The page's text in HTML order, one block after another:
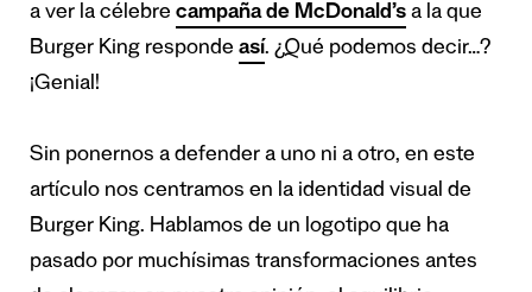
a ver la célebre campaña de McDonald’s a la que
Burger King responde así. ¿Qué podemos decir…?
¡Genial!
Sin ponernos a defender a uno ni a otro, en este
artículo nos centramos en la identidad visual de
Burger King. Hablamos de un logotipo que ha
pasado por muchísimas transformaciones antes